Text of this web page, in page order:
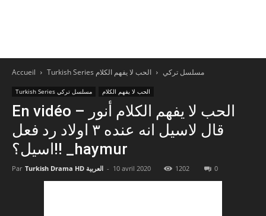
Accueil Turkish Series مسلسل تركي الحب لا يفهم الكلام
Turkish Series مسلسل تركي الحب لا يفهم الكلام
En vidéo – الحب لا يفهم الكلام أنور
قال لاسيل انه عنده ٣ اولاد رد فعل
اسيل؟!! _haymur
Par Turkish Drama HD العربية - 10 avril 2020 1202 0